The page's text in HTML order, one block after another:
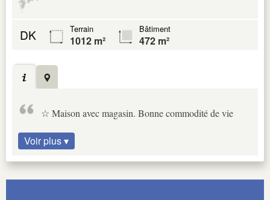
DK Terrain
1012 m²
Bâtiment
472 m²
☆ Maison avec magasin. Bonne commodité de vie
Voir plus ▾